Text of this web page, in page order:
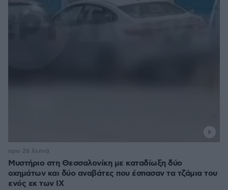
Μυστήριο στη Θεσσαλονίκη με καταδίωξη δύο
οχημάτων και δύο αναβάτες που έσπασαν τα τζάμια του
ενός εκ των ΙΧ
πριν 26 λεπτά